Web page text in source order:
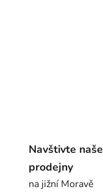
Navštivte naše
prodejny
na jižní Moravě